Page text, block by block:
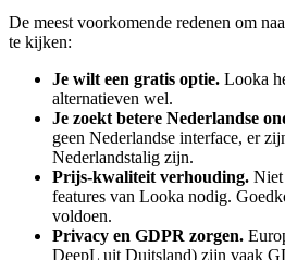
De meest voorkomende redenen om
te kijken:
Je wilt een gratis optie. Looka
alternatieven wel.
Je zoekt betere Nederlandse
geen Nederlandse interface, er
Nederlandstalig zijn.
Prijs-kwaliteit verhouding. Niet
features van Looka nodig.
voldoen.
Privacy en GDPR zorgen.
DeepL uit Duitsland) zijn vaak